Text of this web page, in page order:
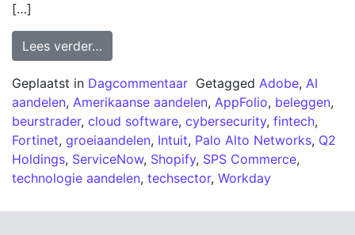
[…]
Lees verder…
Geplaatst in Dagcommentaar Getagged Adobe, AI
aandelen, Amerikaanse aandelen, AppFolio, beleggen,
beurstrader, cloud software, cybersecurity, fintech,
Fortinet, groeiaandelen, Intuit, Palo Alto Networks, Q2
Holdings, ServiceNow, Shopify, SPS Commerce,
technologie aandelen, techsector, Workday